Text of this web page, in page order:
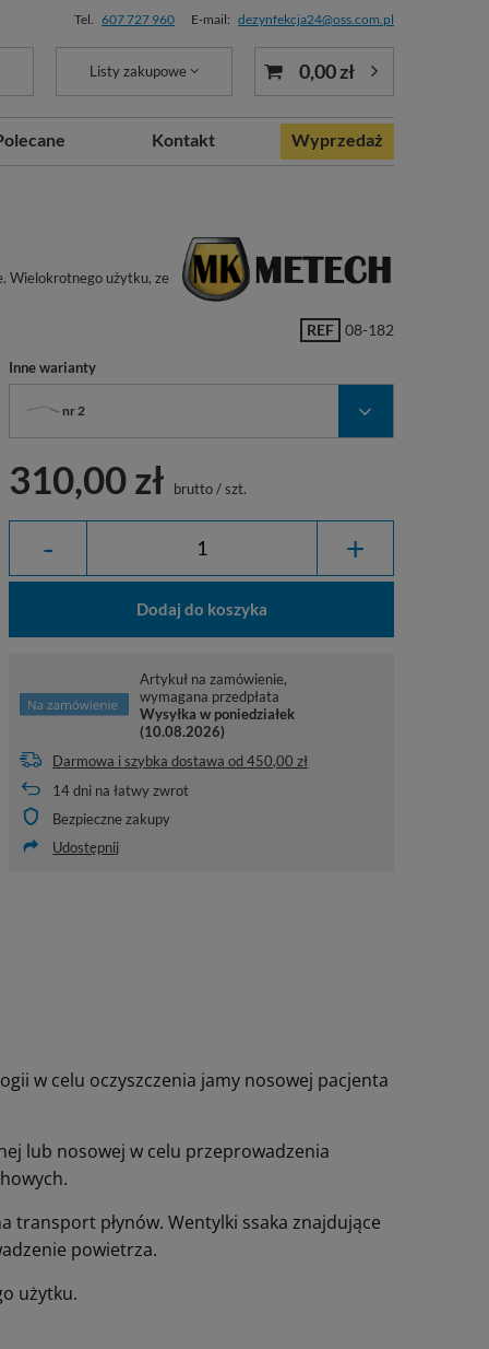
Tel. 607 727 960 E-mail: dezynfekcja24@oss.com.pl
Listy zakupowe 0,00 zł
Kontakt Wyprzedaż
Wielokrotnego użytku, ze
REF 08-182
Inne warianty
nr 2
310,00 zł brutto/szt.
- +
Dodaj do koszyka
Artykuł na zamówienie,
wymagana przedpłata
Wysyłkaw poniedziałek
(10.08.2026)
Darmowa i szybka dostawa od450,00 zł
14dni na łatwy zwrot
Bezpieczne zakupy
Udostępnij
w celu oczyszczenia jamy nosowej pacjenta
lub nosowej w celu przeprowadzenia
transport płynów. Wentylki ssaka znajdujące
powietrza.
użytku.